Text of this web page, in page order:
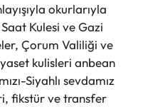
okurlarıyla
Kulesi ve Gazi
Çorum Valiliği ve
kulisleri anbean
Siyahlı sevdamız
fikstür ve transfer